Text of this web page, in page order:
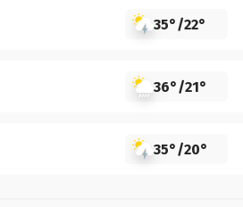
35°/22°
36°/21°
35°/20°